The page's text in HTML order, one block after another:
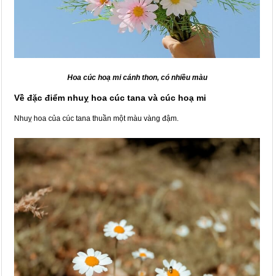
Hoa cúc hoạ mi cánh thon, có nhiều màu
Về đặc điểm nhuỵ hoa cúc tana và cúc hoạ mi
Nhuỵ hoa của cúc tana thuần một màu vàng đậm.